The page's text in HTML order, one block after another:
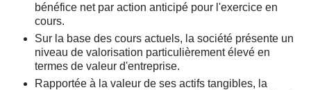
bénéfice net par action anticipé pour l'exercice en
cours.
Sur la base des cours actuels, la société présente un
niveau de valorisation particulièrement élevé en
termes de valeur d'entreprise.
Rapportée à la valeur de ses actifs tangibles, la